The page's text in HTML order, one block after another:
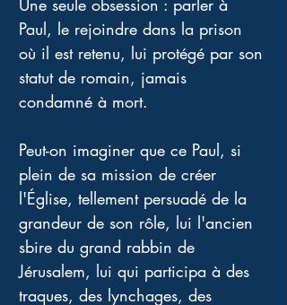
Une seule obsession : parler à
Paul, le rejoindre dans la prison
où il est retenu, lui protégé par son
statut de romain, jamais
condamné à mort.
Peut-on imaginer que ce Paul, si
plein de sa mission de créer
l'Église, tellement persuadé de la
grandeur de son rôle, lui l'ancien
sbire du grand rabbin de
Jérusalem, lui qui participa à des
traques, des lynchages, des